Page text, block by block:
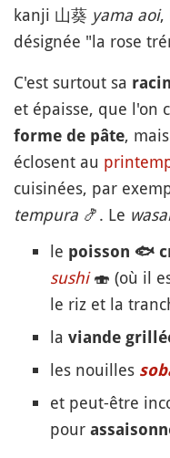
kanji 山葵 yama aoi,
désignée "la rose
C'est surtout sa
et épaisse, que l'on
forme de pâte,
éclosent au
cuisinées, par
tempura 🍤. Le
le poisson 🐟
sushi 🍣 (où il
le riz et la
la viande
les nouilles
et peut-être
pour